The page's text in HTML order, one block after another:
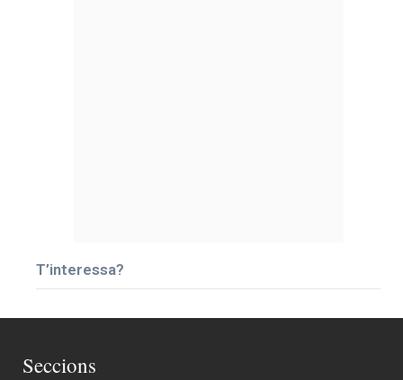
T’interessa?
Seccions